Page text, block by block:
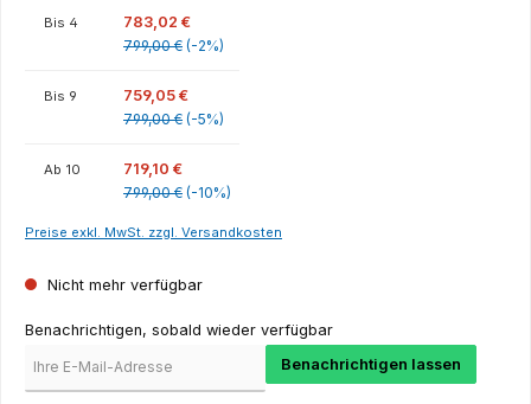
Bis 4
783,02 €
799,00 € (-2%)
Bis 9
759,05 €
799,00 € (-5%)
Ab 10
719,10 €
799,00 € (-10%)
Preise exkl. MwSt. zzgl. Versandkosten
Nicht mehr verfügbar
Benachrichtigen, sobald wieder verfügbar
Benachrichtigen lassen